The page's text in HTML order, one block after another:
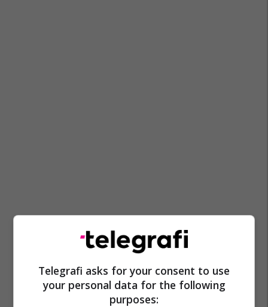
Telegrafi asks for your consent to use
your personal data for the following
purposes: